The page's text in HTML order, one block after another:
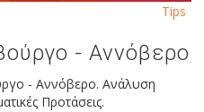
- Αννόβερο
- Αννόβερο. Ανάλυση
Προτάσεις.
Tips